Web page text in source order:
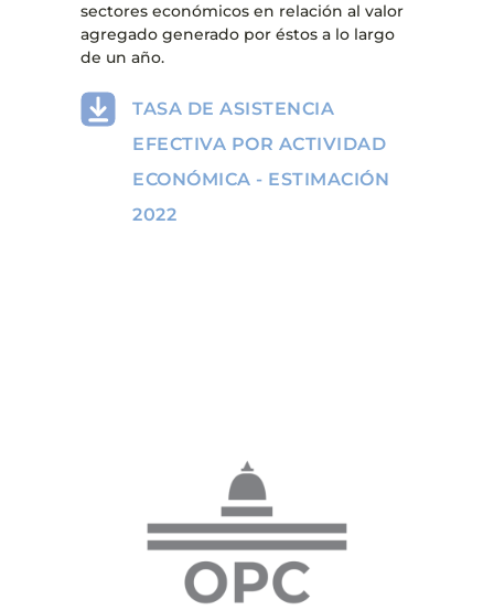
sectores económicos en relación al valor
agregado generado por éstos a lo largo
de un año.
TASA DE ASISTENCIA
EFECTIVA POR ACTIVIDAD
ECONÓMICA - ESTIMACIÓN
2022